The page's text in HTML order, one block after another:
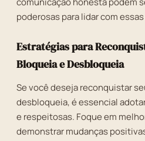
poderosas para lidar com
Estratégias para
Bloqueia e Desbloqueia
Se você deseja reconquistar
desbloqueia, é essencial
e respeitosas. Foque em
demonstrar mudanças